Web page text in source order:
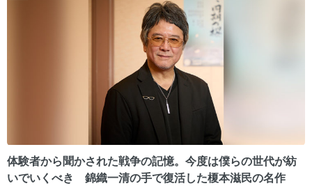
体験者から聞かされた戦争の記憶。今度は僕らの世代が紡
いでいくべき 錦織一清の手で復活した榎本滋民の名作